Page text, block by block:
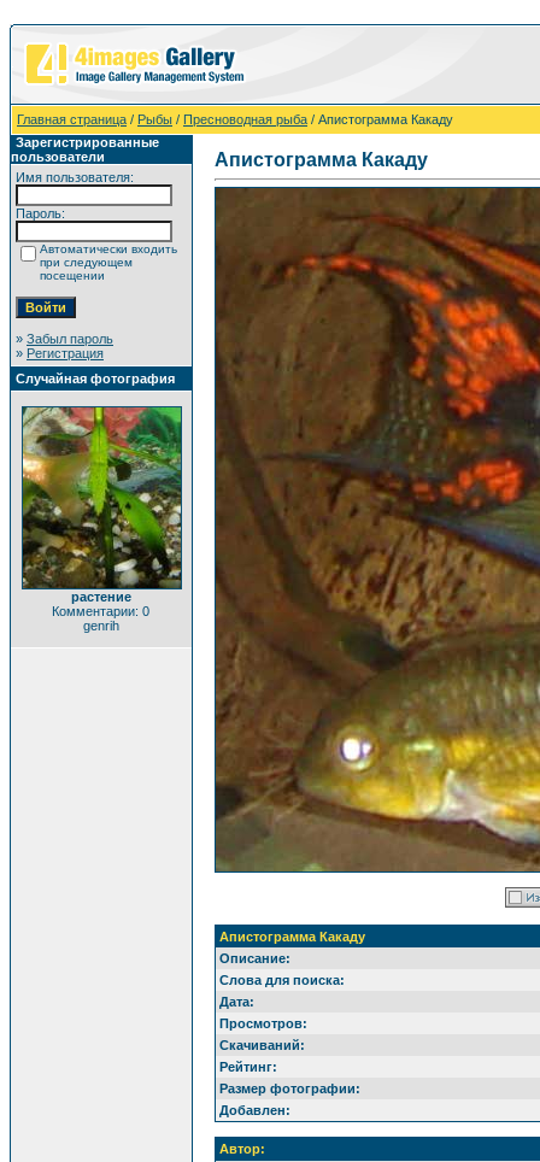
Главная страница / Рыбы / Пресноводная рыба / Апистограмма Какаду
Зарегистрированные
пользователи
Имя пользователя:
Пароль:
Автоматически входить
при следующем
посещении
» Забыл пароль
» Регистрация
Случайная фотография
растение
Комментарии: 0
genrih
Апистограмма Какаду
Апистограмма Какаду
Описание:
Слова для поиска:
Дата:
Просмотров:
Скачиваний:
Рейтинг:
Размер фотографии:
Добавлен:
Автор: